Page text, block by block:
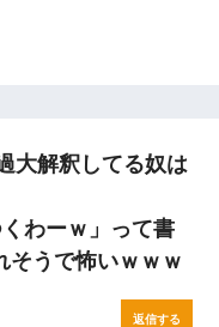
大解釈してる奴は
わーｗ」って書
そうで怖いｗｗｗ
返信する